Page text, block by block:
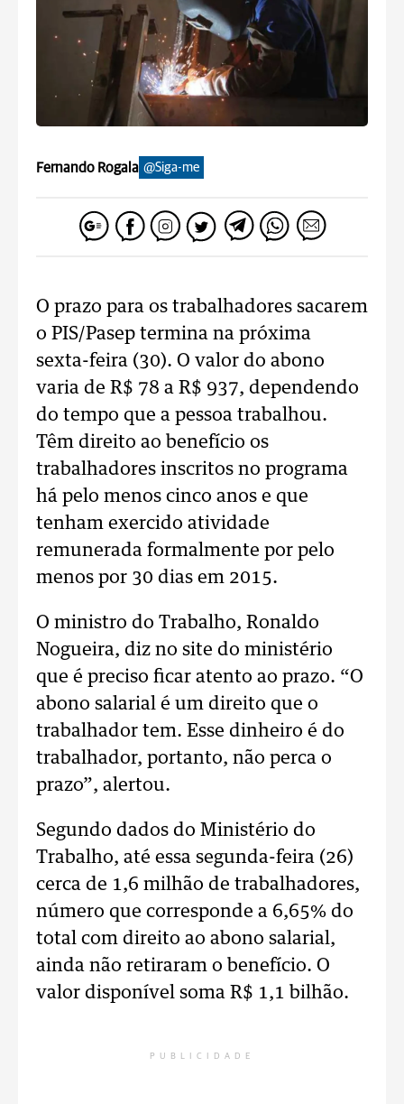
Fernando Rogala @Siga-me
O prazo para os trabalhadores sacarem
o PIS/Pasep termina na próxima
sexta-feira (30). O valor do abono
varia de R$ 78 a R$ 937, dependendo
do tempo que a pessoa trabalhou.
Têm direito ao benefício os
trabalhadores inscritos no programa
há pelo menos cinco anos e que
tenham exercido atividade
remunerada formalmente por pelo
menos por 30 dias em 2015.
O ministro do Trabalho, Ronaldo
Nogueira, diz no site do ministério
que é preciso ficar atento ao prazo. “O
abono salarial é um direito que o
trabalhador tem. Esse dinheiro é do
trabalhador, portanto, não perca o
prazo”, alertou.
Segundo dados do Ministério do
Trabalho, até essa segunda-feira (26)
cerca de 1,6 milhão de trabalhadores,
número que corresponde a 6,65% do
total com direito ao abono salarial,
ainda não retiraram o benefício. O
valor disponível soma R$ 1,1 bilhão.
PUBLICIDADE